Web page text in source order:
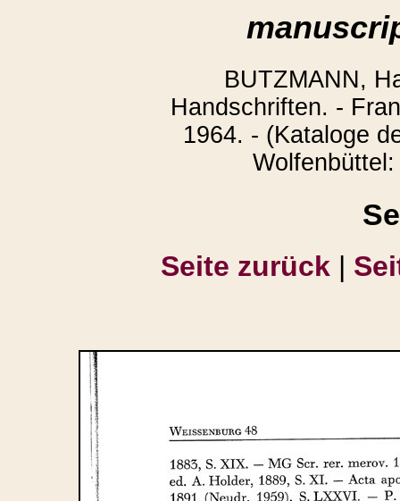
BUTZMANN,
Handschriften. -
1964. - (Kataloge
Seite zurück |